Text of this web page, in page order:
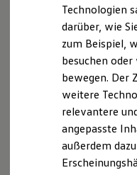
Kosten und Kauf
E-Auto-
Software und
Die ID.
ID.
Digitale
Marke und Erlebnis
Technologien
darüber, wie
zum Beispiel,
besuchen oder
bewegen. Der
weitere
relevantere
angepasste
außerdem